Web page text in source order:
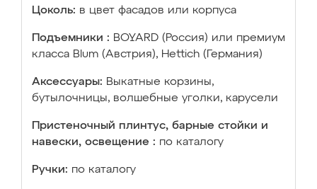
Цоколь: в цвет фасадов или корпуса
Подъемники : BOYARD (Россия) или премиум
класса Blum (Австрия), Hettich (Германия)
Аксессуары: Выкатные корзины,
бутылочницы, волшебные уголки, карусели
Пристеночный плинтус, барные стойки и
навески, освещение : по каталогу
Ручки: по каталогу